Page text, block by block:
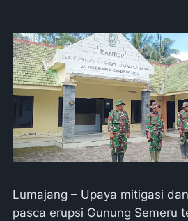
Lumajang – Upaya mitigasi
pasca erupsi Gunung Semeru